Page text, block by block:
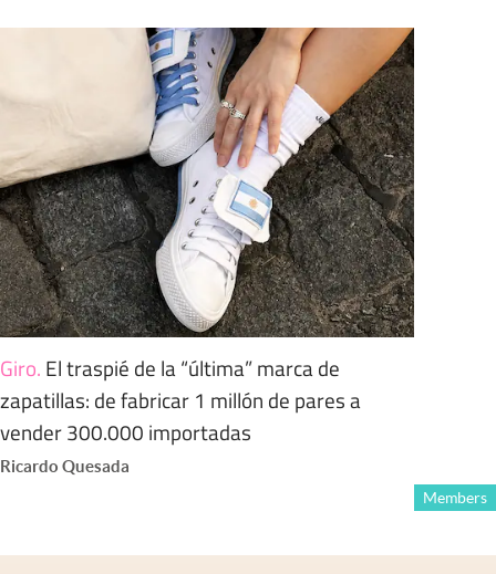
Giro. El traspié de la “última” marca de
zapatillas: de fabricar 1 millón de pares a
vender 300.000 importadas
Ricardo Quesada
Members